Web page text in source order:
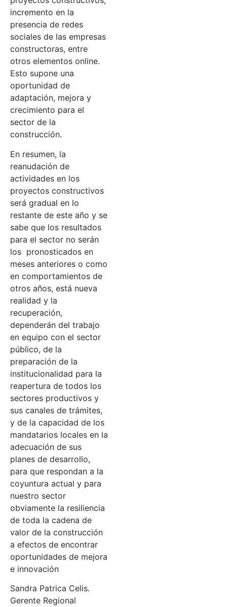
incremento en la
presencia de redes
sociales de las empresas
constructoras, entre
otros elementos online.
Esto supone una
oportunidad de
adaptación, mejora y
crecimiento para el
sector de la
construcción.
En resumen, la
reanudación de
actividades en los
proyectos constructivos
será gradual en lo
restante de este año y se
sabe que los resultados
para el sector no serán
los pronosticados en
meses anteriores o como
en comportamientos de
otros años, está nueva
realidad y la
recuperación,
dependerán del trabajo
en equipo con el sector
público, de la
preparación de la
institucionalidad para la
reapertura de todos los
sectores productivos y
sus canales de trámites,
y de la capacidad de los
mandatarios locales en la
adecuación de sus
planes de desarrollo,
para que respondan a la
coyuntura actual y para
nuestro sector
obviamente la resiliencia
de toda la cadena de
valor de la construcción
a efectos de encontrar
oportunidades de mejora
e innovación
Sandra Patrica Celis.
Gerente Regional